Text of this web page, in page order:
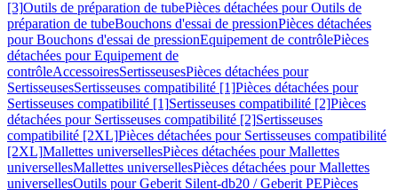
[3]Outils de préparation de tubePièces détachées pour Outils de
préparation de tubeBouchons d'essai de pressionPièces détachées
pour Bouchons d'essai de pressionEquipement de contrôlePièces
détachées pour Equipement de
contrôleAccessoiresSertisseusesPièces détachées pour
SertisseusesSertisseuses compatibilité [1]Pièces détachées pour
Sertisseuses compatibilité [1]Sertisseuses compatibilité [2]Pièces
détachées pour Sertisseuses compatibilité [2]Sertisseuses
compatibilité [2XL]Pièces détachées pour Sertisseuses compatibilité
[2XL]Mallettes universellesPièces détachées pour Mallettes
universellesMallettes universellesPièces détachées pour Mallettes
universellesOutils pour Geberit Silent-db20 / Geberit PEPièces